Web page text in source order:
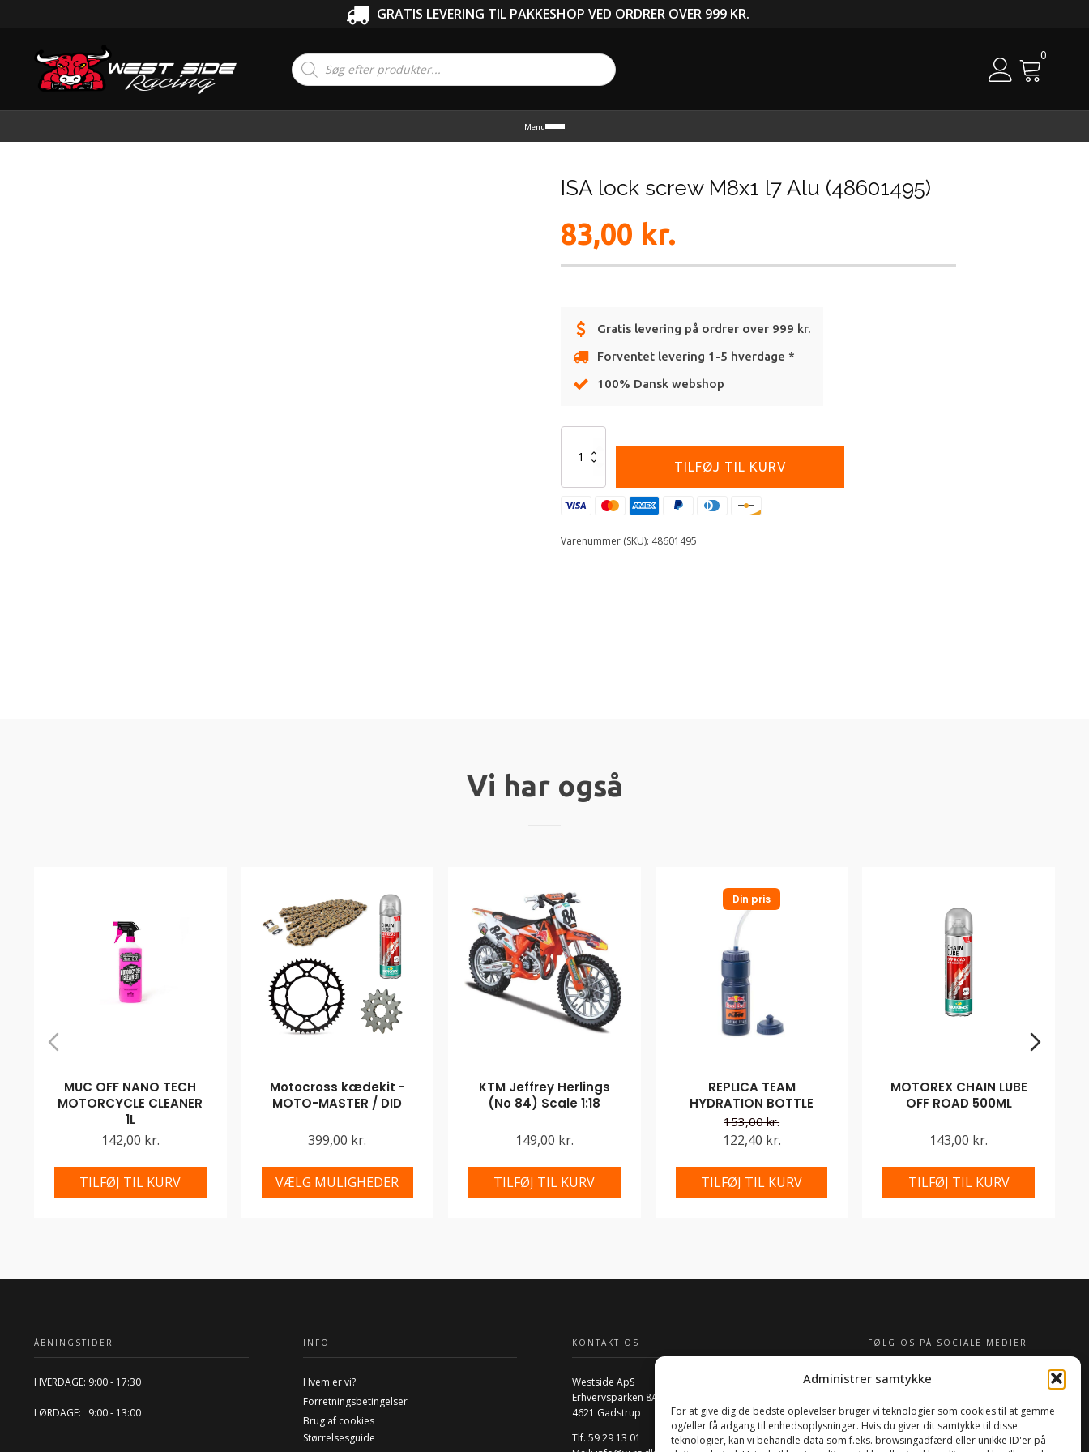
Administrer samtykke
For at give dig de bedste oplevelser bruger vi teknologier som cookies til at gemme
og/eller få adgang til enhedsoplysninger. Hvis du giver dit samtykke til disse
teknologier, kan vi behandle data som f.eks. browsingadfærd eller unikke ID'er på
GRATIS LEVERING TIL PAKKESHOP VED ORDRER OVER 999 KR.
Products
search
0
Menu
ISA lock screw M8x1 l7 Alu (48601495)
83,00 kr.
Gratis levering på ordrer over 999 kr.
Forventet levering 1-5 hverdage *
100% Dansk webshop
M8x1
l7
antal
TILFØJ TIL KURV
Varenummer (SKU): 48601495
Vi har også
MUC OFF NANO TECH
MOTORCYCLE CLEANER
1L
142,00 kr.
TILFØJ TIL KURV
Motocross kædekit -
MOTO-MASTER / DID
399,00 kr.
VÆLG MULIGHEDER
KTM Jeffrey Herlings
(No 84) Scale 1:18
149,00 kr.
TILFØJ TIL KURV
Din pris
REPLICA TEAM
HYDRATION BOTTLE
153,00 kr.
122,40 kr.
TILFØJ TIL KURV
MOTOREX CHAIN LUBE
OFF ROAD 500ML
143,00 kr.
TILFØJ TIL KURV
ÅBNINGSTIDER
HVERDAGE: 9:00 - 17:30
LØRDAGE: 9:00 - 13:00
INFO
Hvem er vi?
Forretningsbetingelser
Brug af cookies
Størrelsesguide
KONTAKT OS
Westside ApS
Erhvervsparken 8A
4621 Gadstrup
Tlf. 59 29 13 01
FØLG OS PÅ SOCIALE MEDIER